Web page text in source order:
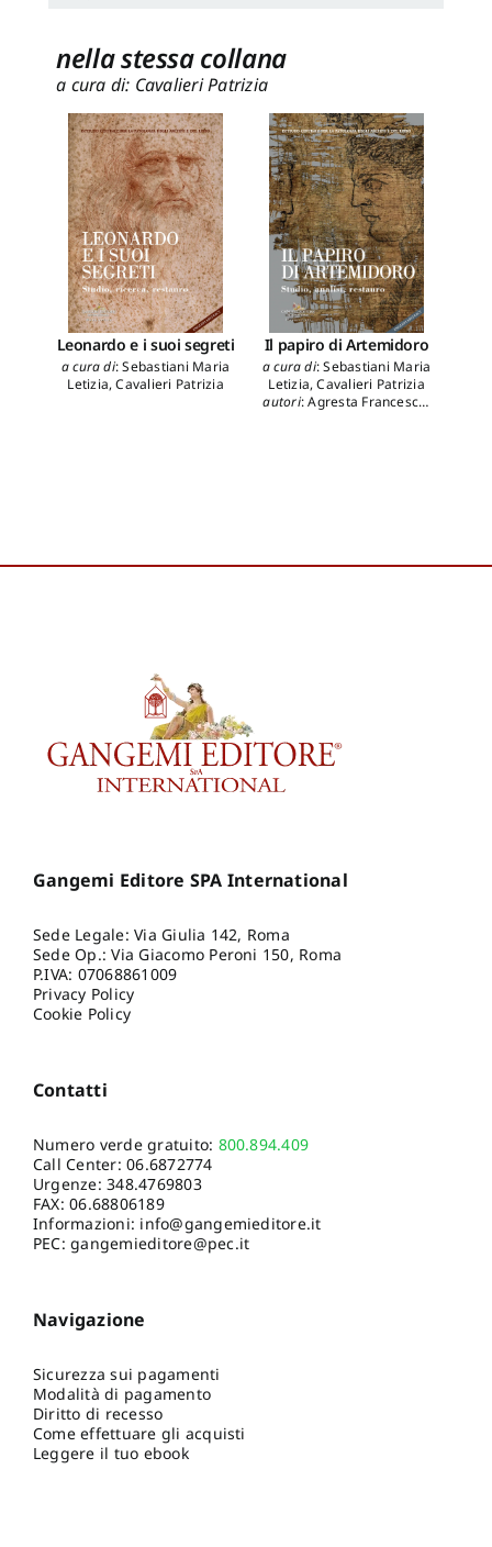
nella stessa collana
a cura di: Cavalieri Patrizia
Leonardo e i suoi segreti
a cura di:Sebastiani Maria
Letizia,Cavalieri Patrizia
Il papiro di Artemidoro
a cura di:Sebastiani Maria
Letizia,Cavalieri Patrizia
autori:Agresta Francesca,
Flavia,Romano Francesco
Gangemi Editore SPA International
Sede Legale: Via Giulia 142, Roma
Sede Op.: Via Giacomo Peroni 150, Roma
P.IVA: 07068861009
Privacy Policy
Cookie Policy
Contatti
Numero verde gratuito: 800.894.409
Call Center:06.6872774
Urgenze:348.4769803
FAX: 06.68806189
Informazioni: info@gangemieditore.it
PEC: gangemieditore@pec.it
Navigazione
Sicurezza sui pagamenti
Modalità di pagamento
Diritto di recesso
Come effettuare gli acquisti
Leggere il tuo ebook